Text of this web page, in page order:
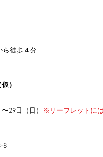
徒歩４分
）
29日（日）
※リーフレットに
8